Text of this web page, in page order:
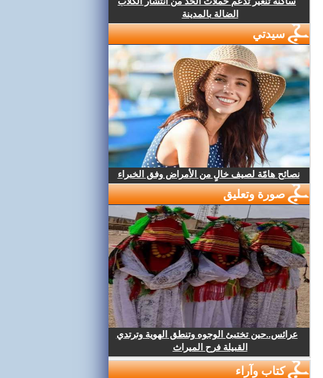
الضالة بالمدينة
سيدتي
نصائح هامّة لصيف خالٍ من الأمراض وفق الخبراء
صورة وتعليق
عرائس..حين تختبئ الوجوه وتنطق الهوية وترتدي
القبيلة فرح الميراث
كتاب وآراء